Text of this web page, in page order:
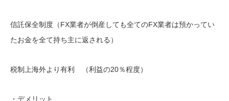
信託保全制度（FX業者が倒産しても全てのFX業者は預かってい
たお金を全て持ち主に返される）
税制上海外より有利 （利益の20％程度）
・デメリット